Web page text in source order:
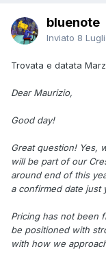
bluenote
Inviato 8
Trovata e datata
Dear Maurizio,
Good day!
Great question! Yes,
will be part of our
around end of this
a confirmed date just
Pricing has not been
be positioned with
with how we